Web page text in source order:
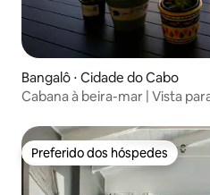
Bangalô ⋅ Cidade do Cabo
Cabana à beira-mar | Vista
Preferido dos hóspedes
Preferido dos hóspedes